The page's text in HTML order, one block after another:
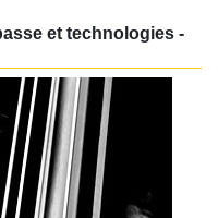
et technologies -